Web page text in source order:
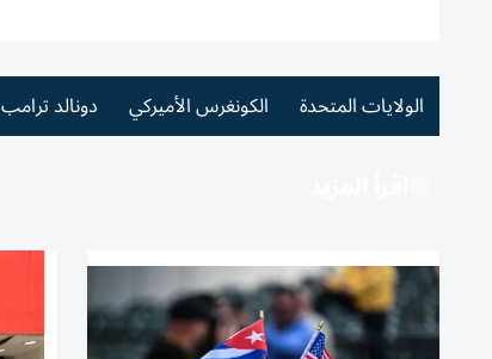
الولايات المتحدة الكونغرس الأميركي دونالد ترامب